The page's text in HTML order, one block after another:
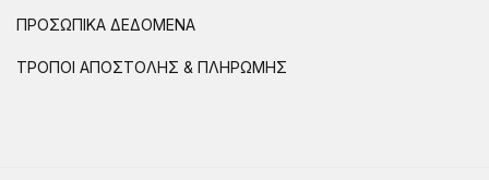
ΠΡΟΣΩΠΙΚΑ ΔΕΔΟΜΕΝΑ
ΤΡΟΠΟΙ ΑΠΟΣΤΟΛΗΣ & ΠΛΗΡΩΜΗΣ